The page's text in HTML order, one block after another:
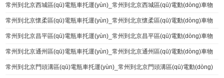
常州到北京西城區(qū)電瓶車托運(yùn)_常州到北京西城區(qū)電動(dòng)車物
流
常州到北京懷柔區(qū)電瓶車托運(yùn)_常州到北京懷柔區(qū)電動(dòng)車物
流
常州到北京昌平區(qū)電瓶車托運(yùn)_常州到北京昌平區(qū)電動(dòng)車物
流
常州到北京通州區(qū)電瓶車托運(yùn)_常州到北京通州區(qū)電動(dòng)車物
流
常州到北京門頭溝區(qū)電瓶車托運(yùn)_常州到北京門頭溝區(qū)電動(dòng)